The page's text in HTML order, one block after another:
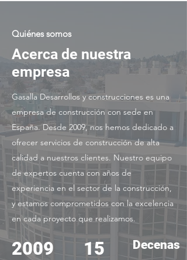
Quiénes somos
Acerca de nuestra
empresa
Gasalla Desarrollos y construcciones es una
empresa de construcción con sede en
España. Desde 2009, nos hemos dedicado a
ofrecer servicios de construcción de alta
calidad a nuestros clientes. Nuestro equipo
de expertos cuenta con años de
experiencia en el sector de la construcción,
y estamos comprometidos con la excelencia
en cada proyecto que realizamos.
2009 15 Decenas